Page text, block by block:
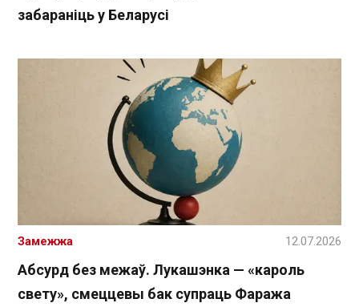
забараніць у Беларусі
Абсурд без межаў. Лукашэнка — «кароль
свету», смеццевы бак супраць Фаража
Замежжа 12.07.2026